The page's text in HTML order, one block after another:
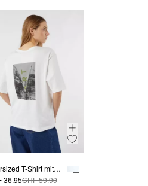
Oversized T-Shirt mit Front- und Backprint
36.95CHF 59.90